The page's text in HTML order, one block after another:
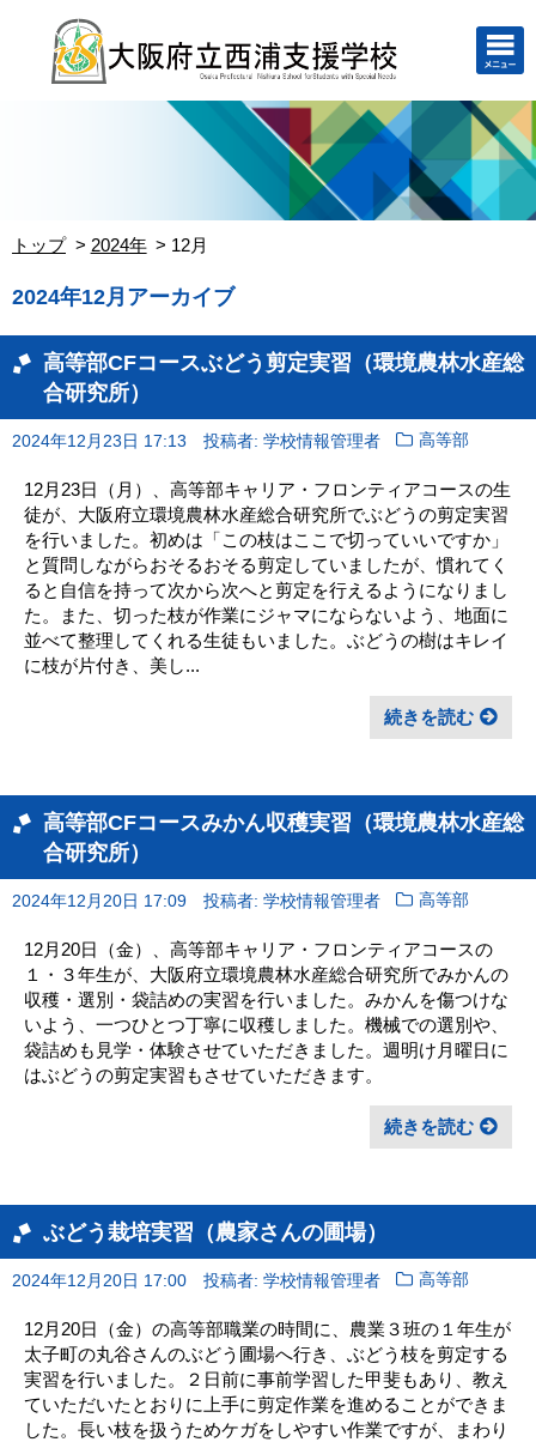
トップ 2024年 12月
2024年12月アーカイブ
高等部CFコースぶどう剪定実習（環境農林水産総
合研究所）
2024年12月23日 17:13 投稿者: 学校情報管理者 高等部
12月23日（月）、高等部キャリア・フロンティアコースの生
徒が、大阪府立環境農林水産総合研究所でぶどうの剪定実習
を行いました。初めは「この枝はここで切っていいですか」
と質問しながらおそるおそる剪定していましたが、慣れてく
ると自信を持って次から次へと剪定を行えるようになりまし
た。また、切った枝が作業にジャマにならないよう、地面に
並べて整理してくれる生徒もいました。ぶどうの樹はキレイ
に枝が片付き、美し...
続きを読む
高等部CFコースみかん収穫実習（環境農林水産総
合研究所）
2024年12月20日 17:09 投稿者: 学校情報管理者 高等部
12月20日（金）、高等部キャリア・フロンティアコースの
１・３年生が、大阪府立環境農林水産総合研究所でみかんの
収穫・選別・袋詰めの実習を行いました。みかんを傷つけな
いよう、一つひとつ丁寧に収穫しました。機械での選別や、
袋詰めも見学・体験させていただきました。週明け月曜日に
はぶどうの剪定実習もさせていただきます。
続きを読む
ぶどう栽培実習（農家さんの圃場）
2024年12月20日 17:00 投稿者: 学校情報管理者 高等部
12月20日（金）の高等部職業の時間に、農業３班の１年生が
太子町の丸谷さんのぶどう圃場へ行き、ぶどう枝を剪定する
実習を行いました。２日前に事前学習した甲斐もあり、教え
ていただいたとおりに上手に剪定作業を進めることができま
した。長い枝を扱うためケガをしやすい作業ですが、まわり